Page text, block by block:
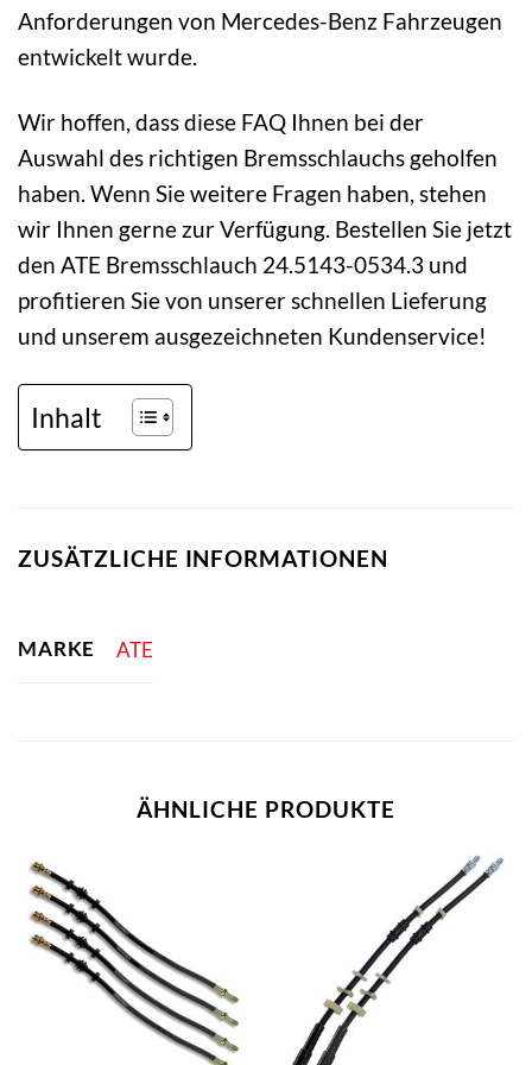
Anforderungen von Mercedes-Benz Fahrzeugen
entwickelt wurde.
Wir hoffen, dass diese FAQ Ihnen bei der
Auswahl des richtigen Bremsschlauchs geholfen
haben. Wenn Sie weitere Fragen haben, stehen
wir Ihnen gerne zur Verfügung. Bestellen Sie jetzt
den ATE Bremsschlauch 24.5143-0534.3 und
profitieren Sie von unserer schnellen Lieferung
und unserem ausgezeichneten Kundenservice!
Inhalt
ZUSÄTZLICHE INFORMATIONEN
MARKE ATE
ÄHNLICHE PRODUKTE